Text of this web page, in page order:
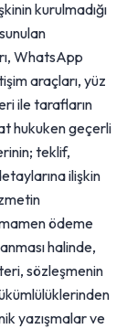
kurulmadığı
WhatsApp
araçları, yüz
ile tarafların
hukuken geçerli
teklif,
ilişkin
ödeme
halinde,
sözleşmenin
yazışmalar ve